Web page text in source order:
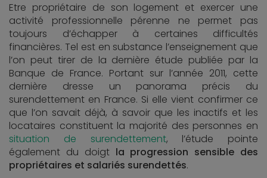
Etre propriétaire de son logement et exercer une
activité professionnelle pérenne ne permet pas
toujours d’échapper à certaines difficultés
financières. Tel est en substance l’enseignement que
l’on peut tirer de la dernière étude publiée par la
Banque de France. Portant sur l’année 2011, cette
dernière dresse un panorama précis du
surendettement en France. Si elle vient confirmer ce
que l’on savait déjà, à savoir que les inactifs et les
locataires constituent la majorité des personnes en
situation de surendettement, l’étude pointe
également du doigt la progression sensible des
propriétaires et salariés surendettés.